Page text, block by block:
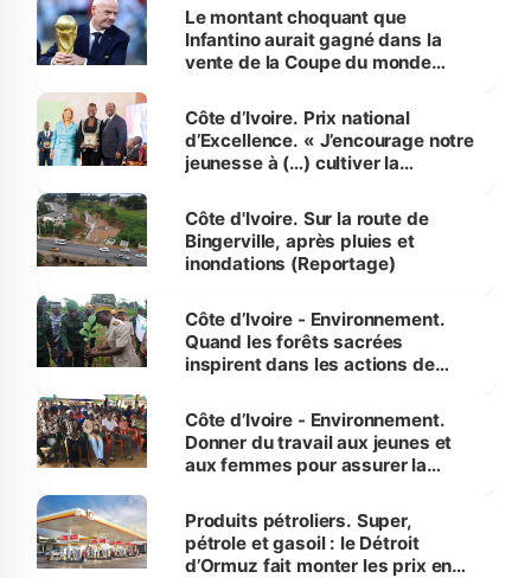
Le montant choquant que
Infantino aurait gagné dans la
vente de la Coupe du monde
Côte d’Ivoire. Prix national
d’Excellence. « J’encourage notre
jeunesse à (…) cultiver la
(Alassane Ouattara
Côte d'Ivoire. Sur la route de
Bingerville, après pluies et
inondations (Reportage)
Côte d’Ivoire - Environnement.
Quand les forêts sacrées
inspirent dans les actions de
Côte d’Ivoire - Environnement.
Donner du travail aux jeunes et
aux femmes pour assurer la
menacées
Produits pétroliers. Super,
pétrole et gasoil : le Détroit
d’Ormuz fait monter les prix en